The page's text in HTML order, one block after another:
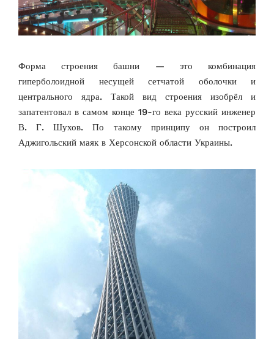
Форма строения башни — это комбинация
гиперболоидной несущей сетчатой оболочки и
центрального ядра. Такой вид строения изобрёл и
запатентовал в самом конце 19-го века русский инженер
В. Г. Шухов. По такому принципу он построил
Аджигольский маяк в Херсонской области Украины.